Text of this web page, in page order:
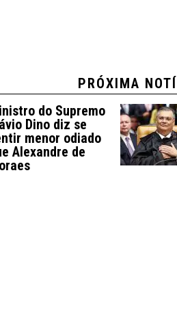
PRÓXIMA
do Supremo
Dino diz se
menor odiado
Alexandre de